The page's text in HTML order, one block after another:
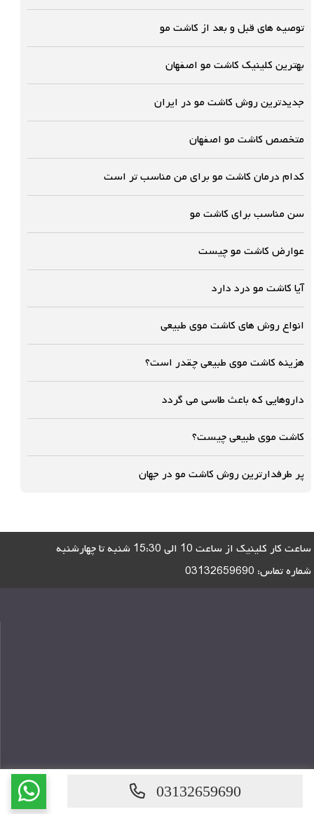
03132659690
توصیه های قبل و بعد از کاشت مو
بهترین کلینیک کاشت مو اصفهان
جدیدترین روش کاشت مو در ایران
متخصص کاشت مو اصفهان
کدام درمان کاشت مو برای من مناسب تر است
سن مناسب برای کاشت مو
عوارض کاشت مو چیست
آیا کاشت مو درد دارد
انواع روش های کاشت موی طبیعی
هزینه کاشت موی طبیعی چقدر است؟
داروهایی که باعث طاسی می گردد
کاشت موی طبیعی چیست؟
پر طرفدارترین روش کاشت مو در جهان
ساعت کار کلینیک از ساعت 10 الی 15:30 شنبه تا چهارشنبه
شماره تماس: 03132659690